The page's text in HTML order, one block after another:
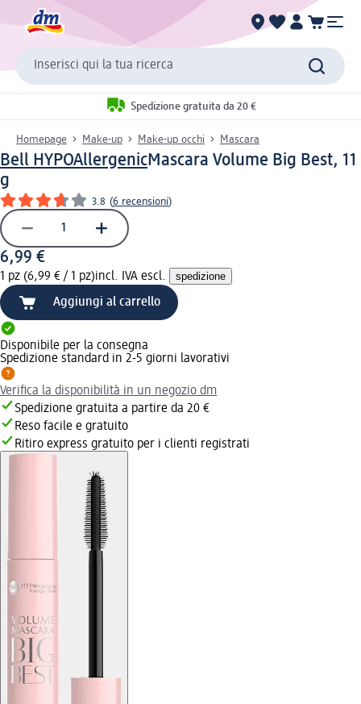
Inserisci qui la tua ricerca
Spedizione gratuita da 20 €
Homepage Make-up Make-up occhi Mascara
Bell HYPOAllergenicMascara Volume Big Best, 11
g
3.8 (6 recensioni)
6,99 €
1 pz (6,99 € / 1 pz)incl. IVA escl. spedizione
Aggiungi al carrello
Disponibile per la consegna
Spedizione standard in 2-5 giorni lavorativi
Verifica la disponibilità in un negozio dm
Spedizione gratuita a partire da 20 €
Reso facile e gratuito
Ritiro express gratuito per i clienti registrati